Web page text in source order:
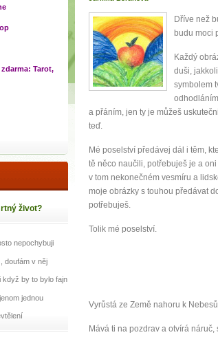
10 tipů
Tarot,
život?
nepochybuji
doufám v něj
když by to bylo fajn
jednou
Dříve než
budu moci
Každý
duši,
symbolem
a přáním, jen ty je můžeš
teď.
Mé poselství předávej dál i těm,
tě něco naučili, potřebuješ je a
v tom nekonečném vesmíru a
moje obrázky s touhou předávat
potřebuješ.
Tolik mé poselství.
Vyrůstá ze Země nahoru k
Mává ti na pozdrav a otvírá